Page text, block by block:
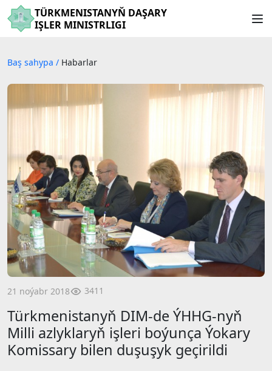
TÜRKMENISTANYŇ DAŞARY
IŞLER MINISTRLIGI
Baş sahypa / Habarlar
21 noýabr 2018 3411
Türkmenistanyň DIM-de ÝHHG-nyň
Milli azlyklaryň işleri boýunça Ýokary
Komissary bilen duşuşyk geçirildi